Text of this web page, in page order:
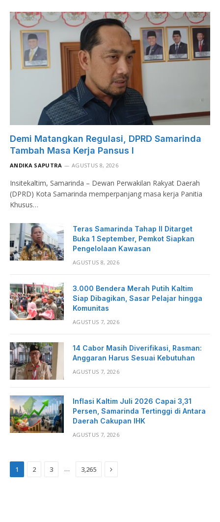
Demi Matangkan Regulasi, DPRD Samarinda
Tambah Masa Kerja Pansus I
ANDIKA SAPUTRA AGUSTUS 8, 2026
Insitekaltim, Samarinda – Dewan Perwakilan Rakyat Daerah
(DPRD) Kota Samarinda memperpanjang masa kerja Panitia
Khusus…
Teras Samarinda Tahap II Ditarget
Buka 1 September, Pemkot Siapkan
Pengelolaan Kawasan
AGUSTUS 8, 2026
3.000 Bendera Merah Putih Kaltim
Siap Dibagikan, Sasar Pelajar hingga
Komunitas
AGUSTUS 7, 2026
14 Cabor Masih Diverifikasi, Rasman:
Anggaran Harus Sesuai Kebutuhan
AGUSTUS 7, 2026
Inflasi Kaltim Juli 2026 Capai 3,31
Persen, Samarinda Tertinggi di Antara
Daerah Cakupan IHK
AGUSTUS 7, 2026
1 2 3 … 3,265 Next